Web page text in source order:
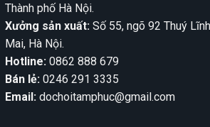
Thành phố Hà Nội.
Xưởng sản xuất: Số 55, ngõ 92 Thuý
Mai, Hà Nội.
Hotline: 0862 888 679
Bán lẻ: 0246 291 3335
Email: dochoitamphuc@gmail.com